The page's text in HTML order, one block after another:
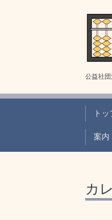
公益社
ト
案内
カ